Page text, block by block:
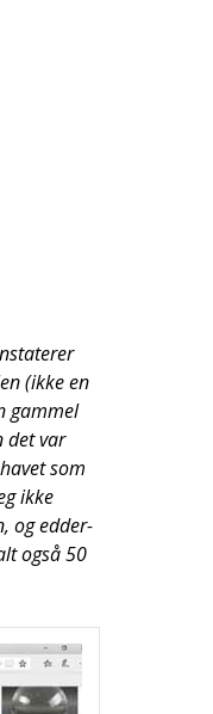
(ikke en
gam­mel
det var
som
ikke
og edder­
også 50